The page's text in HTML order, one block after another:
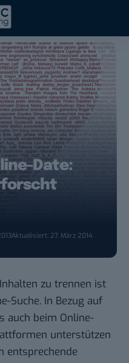
Date:
Aktualisiert: 27. März 2014
zu trennen ist
Suche. In Bezug auf
auch beim Online-
unterstützen
entsprechende